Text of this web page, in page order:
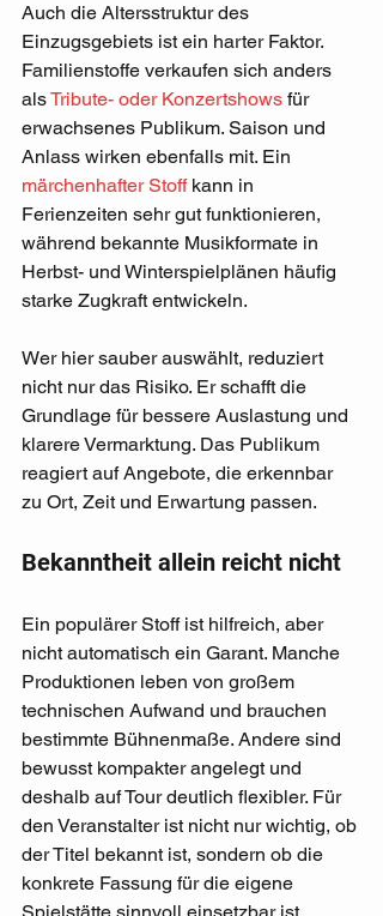
Auch die Altersstruktur des
Einzugsgebiets ist ein harter Faktor.
Familienstoffe verkaufen sich anders
als Tribute- oder Konzertshows für
erwachsenes Publikum. Saison und
Anlass wirken ebenfalls mit. Ein
märchenhafter Stoff kann in
Ferienzeiten sehr gut funktionieren,
während bekannte Musikformate in
Herbst- und Winterspielplänen häufig
starke Zugkraft entwickeln.
Wer hier sauber auswählt, reduziert
nicht nur das Risiko. Er schafft die
Grundlage für bessere Auslastung und
klarere Vermarktung. Das Publikum
reagiert auf Angebote, die erkennbar
zu Ort, Zeit und Erwartung passen.
Bekanntheit allein reicht nicht
Ein populärer Stoff ist hilfreich, aber
nicht automatisch ein Garant. Manche
Produktionen leben von großem
technischen Aufwand und brauchen
bestimmte Bühnenmaße. Andere sind
bewusst kompakter angelegt und
deshalb auf Tour deutlich flexibler. Für
den Veranstalter ist nicht nur wichtig, ob
der Titel bekannt ist, sondern ob die
konkrete Fassung für die eigene